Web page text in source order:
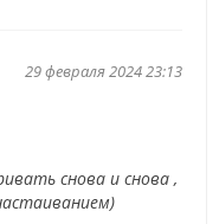
29 февраля 2024 23:13
снова и снова ,